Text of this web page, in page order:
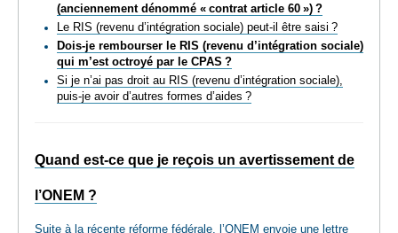
(anciennement dénommé « contrat article 60 ») ?
Le RIS (revenu d’intégration sociale) peut-il être saisi ?
Dois-je rembourser le RIS (revenu d’intégration sociale)
qui m’est octroyé par le CPAS ?
Si je n’ai pas droit au RIS (revenu d’intégration sociale),
puis-je avoir d’autres formes d’aides ?
Quand est-ce que je reçois un avertissement de
l’ONEM ?
Suite à la récente réforme fédérale, l’ONEM envoie une lettre